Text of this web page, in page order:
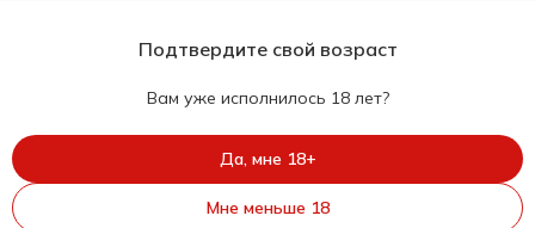
Укр
Поддержать ВСУ
Подтвердите свой возраст
Вам уже исполнилось 18 лет?
Да, мне 18+
Мне меньше 18